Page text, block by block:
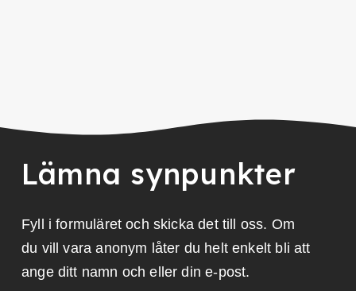
Lämna synpunkter
Fyll i formuläret och skicka det till oss. Om
du vill vara anonym låter du helt enkelt bli att
ange ditt namn och eller din e-post.